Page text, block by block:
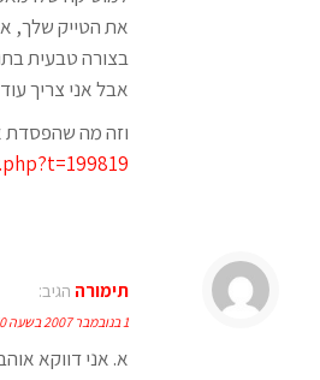
את הטייק שלך,
בצורה טבעית
אבל אני צריך
וזה מה שהפסדת
תימורה הגיב:
1 בנובמבר 2007 בשעה 21:50
א. אני דווקא